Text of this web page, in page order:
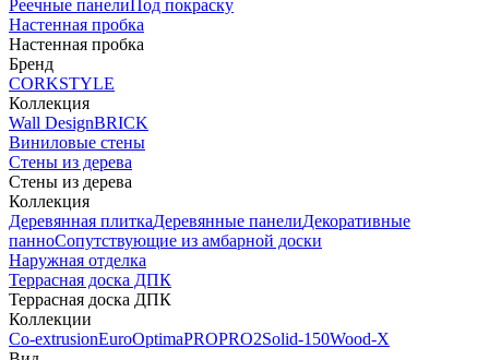
Реечные панелиПод покраску
Настенная пробка
Настенная пробка
Бренд
CORKSTYLE
Коллекция
Wall DesignBRICK
Виниловые стены
Стены из дерева
Стены из дерева
Коллекция
Деревянная плиткаДеревянные панелиДекоративные
панноСопутствующие из амбарной доски
Наружная отделка
Террасная доска ДПК
Террасная доска ДПК
Коллекции
Co-extrusionEuroOptimaPROPRO2Solid-150Wood-X